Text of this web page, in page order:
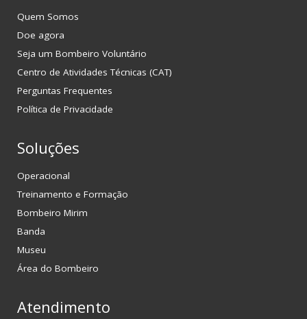
Quem Somos
Doe agora
Seja um Bombeiro Voluntário
Centro de Atividades Técnicas (CAT)
Perguntas Frequentes
Política de Privacidade
Soluções
Operacional
Treinamento e Formação
Bombeiro Mirim
Banda
Museu
Área do Bombeiro
Atendimento